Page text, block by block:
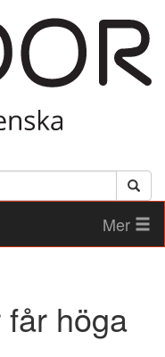
Mer
höga